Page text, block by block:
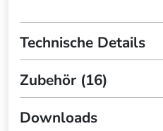
Technische Details
Zubehör (16)
Downloads